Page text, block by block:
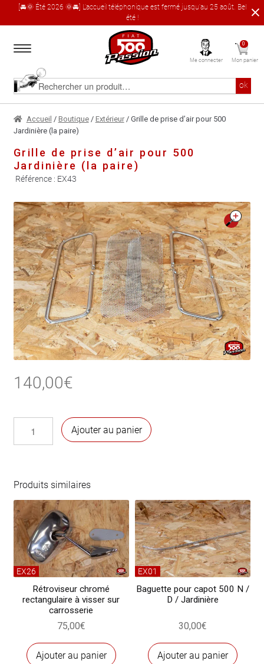
[🚘🌞 Été 2026 🌞🚘] L'accueil téléphonique est fermé jusqu'au 25 août. Bel
été !
à
navigation
au
contenu
Rechercher
produit
ok
Accueil
Le catalogue produit
À propos
Garages partenaires
Contact
Me connecter
0
Mon panier
Accueil / Boutique/ Extérieur/ Grille de prise d’air pour 500
Jardinière (la paire)
Grille de prise d’air pour 500
Jardinière (la paire)
Référence : EX43
🔍
140,00€
prise
d’air
pour
500
Jardinière
(la
paire)
Ajouter au panier
Produits similaires
EX26
Rétroviseur chromé
rectangulaire à visser sur
carrosserie
75,00€
Ajouter au panier
EX01
Baguette pour capot 500 N /
D / Jardinière
30,00€
Ajouter au panier